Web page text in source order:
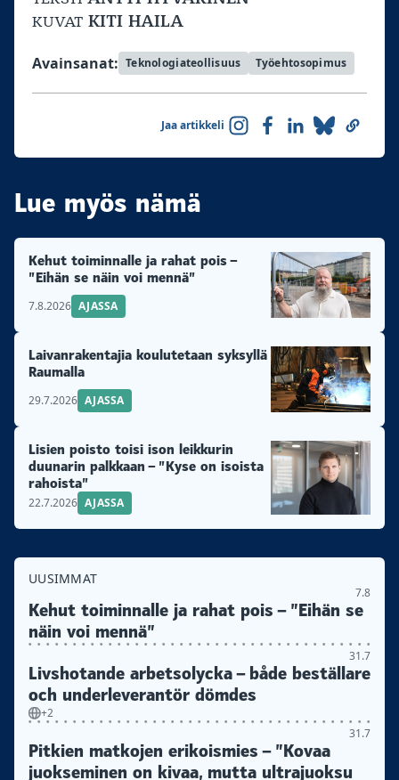
KUVAT KITI HAILA
Avainsanat: Teknologiateollisuus Työehtosopimus
Jaa artikkeli
Lue myös nämä
Kehut toiminnalle ja rahat pois –
”Eihän se näin voi mennä”
7.8.2026 AJASSA
Laivanrakentajia koulutetaan syksyllä
Raumalla
29.7.2026 AJASSA
Lisien poisto toisi ison leikkurin
duunarin palkkaan – ”Kyse on isoista
rahoista”
22.7.2026 AJASSA
UUSIMMAT
7.8
Kehut toiminnalle ja rahat pois – ”Eihän se
näin voi mennä”
31.7
Livshotande arbetsolycka – både beställare
och underleverantör dömdes
+2
31.7
Pitkien matkojen erikoismies – ”Kovaa
juokseminen on kivaa, mutta ultrajuoksu